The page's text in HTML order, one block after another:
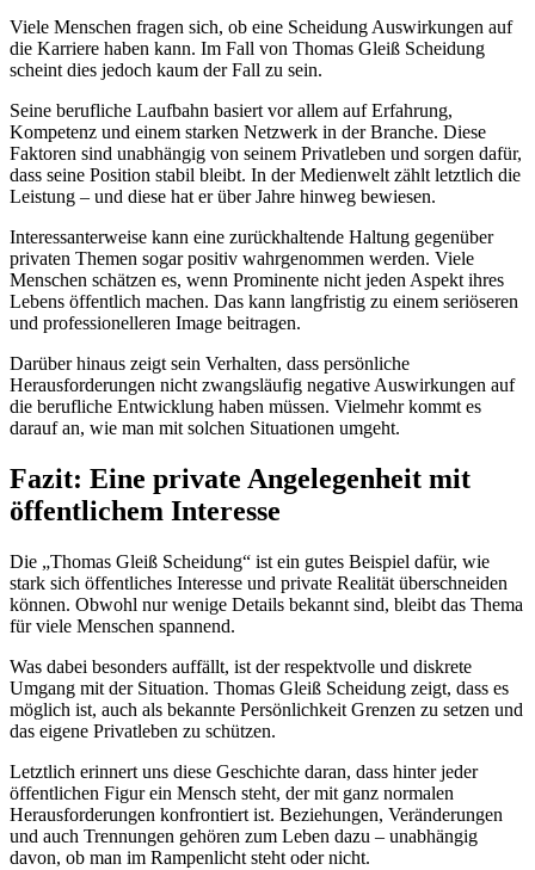
Viele Menschen fragen sich, ob eine Scheidung Auswirkungen auf
die Karriere haben kann. Im Fall von Thomas Gleiß Scheidung
scheint dies jedoch kaum der Fall zu sein.
Seine berufliche Laufbahn basiert vor allem auf Erfahrung,
Kompetenz und einem starken Netzwerk in der Branche. Diese
Faktoren sind unabhängig von seinem Privatleben und sorgen dafür,
dass seine Position stabil bleibt. In der Medienwelt zählt letztlich die
Leistung – und diese hat er über Jahre hinweg bewiesen.
Interessanterweise kann eine zurückhaltende Haltung gegenüber
privaten Themen sogar positiv wahrgenommen werden. Viele
Menschen schätzen es, wenn Prominente nicht jeden Aspekt ihres
Lebens öffentlich machen. Das kann langfristig zu einem seriöseren
und professionelleren Image beitragen.
Darüber hinaus zeigt sein Verhalten, dass persönliche
Herausforderungen nicht zwangsläufig negative Auswirkungen auf
die berufliche Entwicklung haben müssen. Vielmehr kommt es
darauf an, wie man mit solchen Situationen umgeht.
Fazit: Eine private Angelegenheit mit
öffentlichem Interesse
Die „Thomas Gleiß Scheidung“ ist ein gutes Beispiel dafür, wie
stark sich öffentliches Interesse und private Realität überschneiden
können. Obwohl nur wenige Details bekannt sind, bleibt das Thema
für viele Menschen spannend.
Was dabei besonders auffällt, ist der respektvolle und diskrete
Umgang mit der Situation. Thomas Gleiß Scheidung zeigt, dass es
möglich ist, auch als bekannte Persönlichkeit Grenzen zu setzen und
das eigene Privatleben zu schützen.
Letztlich erinnert uns diese Geschichte daran, dass hinter jeder
öffentlichen Figur ein Mensch steht, der mit ganz normalen
Herausforderungen konfrontiert ist. Beziehungen, Veränderungen
und auch Trennungen gehören zum Leben dazu – unabhängig
davon, ob man im Rampenlicht steht oder nicht.